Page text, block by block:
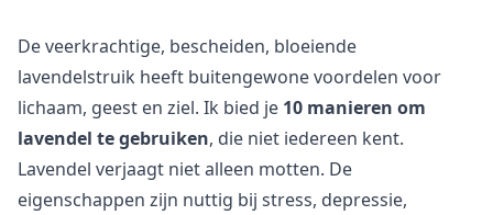
De veerkrachtige, bescheiden, bloeiende
lavendelstruik heeft buitengewone voordelen voor
lichaam, geest en ziel. Ik bied je 10 manieren om
lavendel te gebruiken, die niet iedereen kent.
Lavendel verjaagt niet alleen motten. De
eigenschappen zijn nuttig bij stress, depressie,